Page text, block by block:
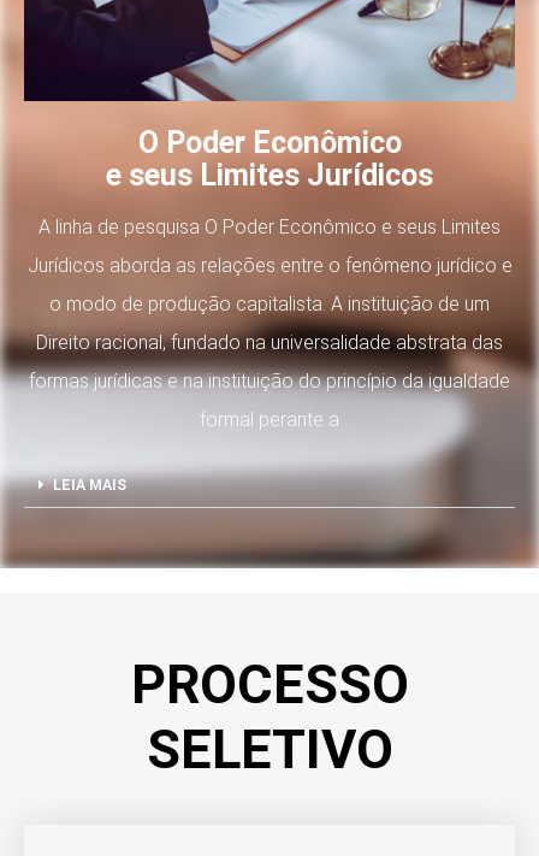
O Poder Econômico
e seus Limites Jurídicos
A linha de pesquisa O Poder Econômico e seus Limites
Jurídicos aborda as relações entre o fenômeno jurídico e
o modo de produção capitalista. A instituição de um
Direito racional, fundado na universalidade abstrata das
formas jurídicas e na instituição do princípio da igualdade
formal perante a
LEIA MAIS
PROCESSO
SELETIVO​